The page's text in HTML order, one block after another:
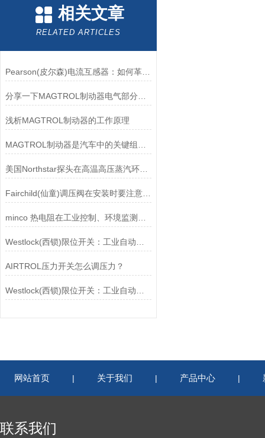
相关文章
RELATED ARTICLES
Pearson(皮尔森)电流互感器：如何革新电力监控？
浅析MAGTROL制动器的工作原理
美国Northstar探头在高温高压蒸汽环境下的液位测量可靠性
Fairchild(仙童)调压阀在安装时要注意有哪些需要注意的地方？
AIRTROL压力开关怎么调压力？
网站首页 | 关于我们 | 产品中心 |
联系我们